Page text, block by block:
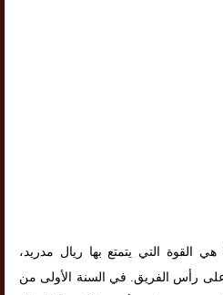
القوة التي يتمتع بها ريال مدريد،
رأس الفريق. في السنة الأولى من